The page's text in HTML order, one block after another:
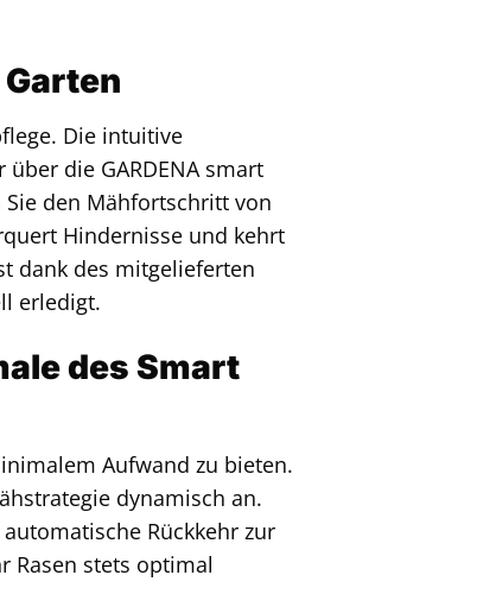
Die intuitive
die GARDENA smart
Sie den Mähfortschritt von
Hindernisse und kehrt
dank des mitgelieferten
erledigt.
des Smart
Aufwand zu bieten.
dynamisch an.
Rückkehr zur
Rasen stets optimal